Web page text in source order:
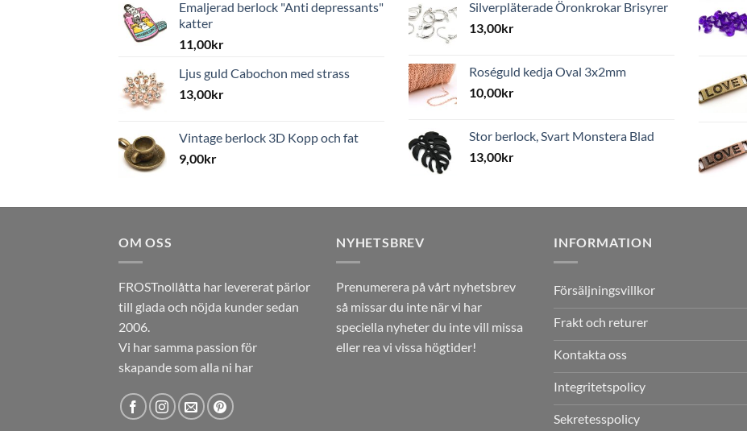
Emaljerad berlock "Anti depressants"
katter
11,00kr
Ljus guld Cabochon med strass
13,00kr
Vintage berlock 3D Kopp och fat
9,00kr
Silverpläterade Öronkrokar Brisyrer
13,00kr
Roséguld kedja Oval 3x2mm
10,00kr
Stor berlock, Svart Monstera Blad
13,00kr
OM OSS
FROSTnollåtta har levererat pärlor
till glada och nöjda kunder sedan
2006.
Vi har samma passion för
skapande som alla ni har
NYHETSBREV
Prenumerera på vårt nyhetsbrev
så missar du inte när vi har
speciella nyheter du inte vill missa
eller rea vi vissa högtider!
INFORMATION
Försäljningsvillkor
Frakt och returer
Kontakta oss
Integritetspolicy
Sekretesspolicy